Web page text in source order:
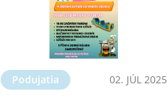
Podujatia 02. JÚL 2025